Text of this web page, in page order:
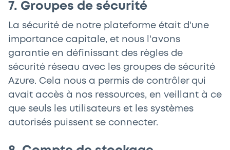
7. Groupes de sécurité
La sécurité de notre plateforme était d'une
importance capitale, et nous l'avons
garantie en définissant des règles de
sécurité réseau avec les groupes de sécurité
Azure. Cela nous a permis de contrôler qui
avait accès à nos ressources, en veillant à ce
que seuls les utilisateurs et les systèmes
autorisés puissent se connecter.